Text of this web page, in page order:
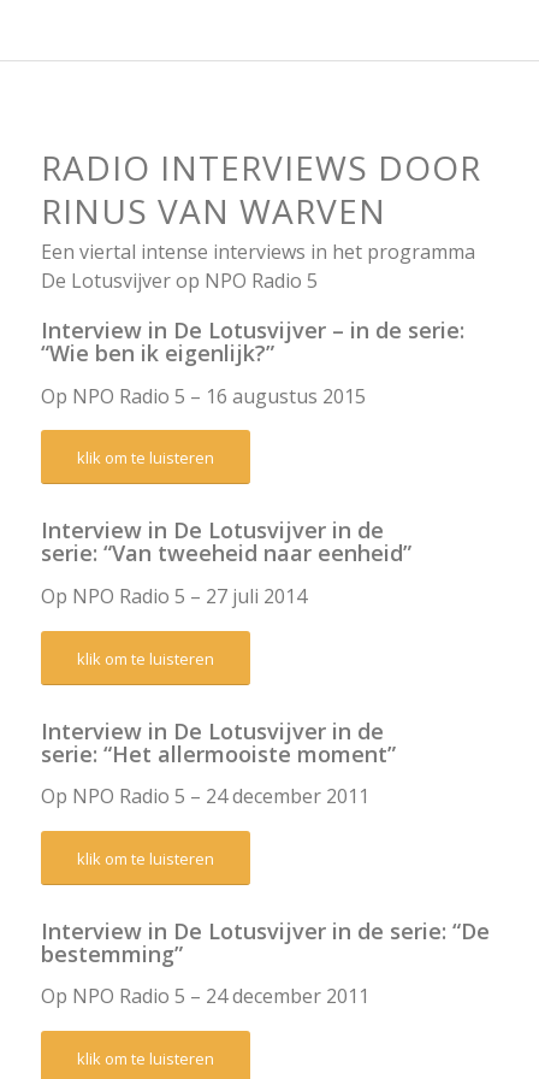
RADIO INTERVIEWS DOOR
RINUS VAN WARVEN
Een viertal intense interviews in het programma
De Lotusvijver op NPO Radio 5
Interview in De Lotusvijver – in de serie:
“Wie ben ik eigenlijk?”
Op NPO Radio 5 – 16 augustus 2015
klik om te luisteren
Interview in De Lotusvijver in de
serie: “Van tweeheid naar eenheid”
Op NPO Radio 5 – 27 juli 2014
klik om te luisteren
Interview in De Lotusvijver in de
serie: “Het allermooiste moment”
Op NPO Radio 5 – 24 december 2011
klik om te luisteren
Interview in De Lotusvijver in de serie: “De
bestemming”
Op NPO Radio 5 – 24 december 2011
klik om te luisteren